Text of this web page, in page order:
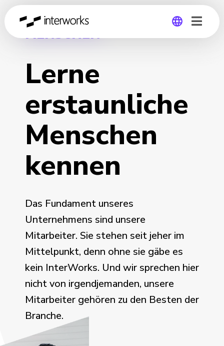
MENSCHEN
Lerne
erstaunliche
Menschen
kennen
Das Fundament unseres
Unternehmens sind unsere
Mitarbeiter. Sie stehen seit jeher im
Mittelpunkt, denn ohne sie gäbe es
kein InterWorks. Und wir sprechen hier
nicht von irgendjemanden, unsere
Mitarbeiter gehören zu den Besten der
Branche.